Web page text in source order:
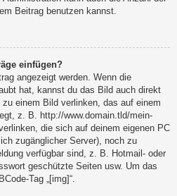
Beitrag benutzen kannst.
einfügen?
angezeigt werden. Wenn die
hat, kannst du das Bild auch direkt
einem Bild verlinken, das auf einem
z. B. http://www.domain.tld/mein-
die sich auf deinem eigenen PC
zugänglicher Server), noch zu
verfügbar sind, z. B. Hotmail- oder
geschützte Seiten usw. Um das
Tag „[img]“.